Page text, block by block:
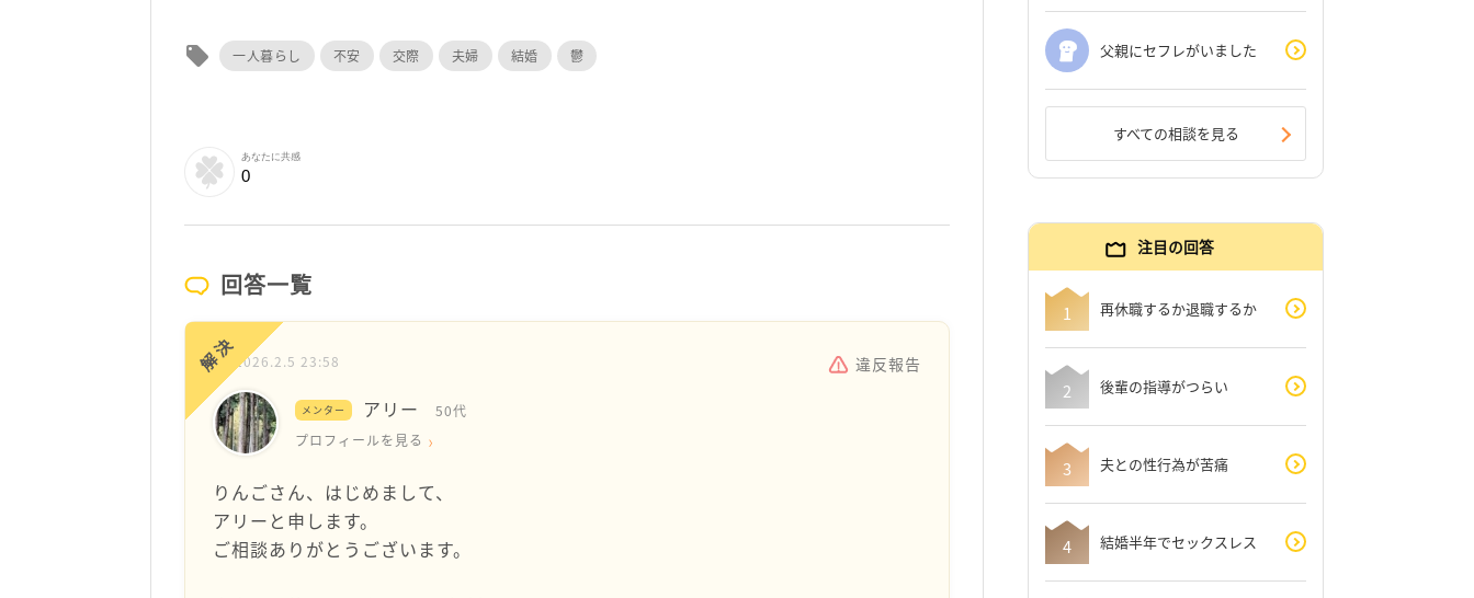
local_offer 一人暮らし 不安 交際 夫婦 結婚 鬱
あなたに共感
0
回答一覧
解決2026.2.5 23:58 違反報告
メンター アリー
50代
プロフィールを見る
りんごさん、はじめまして、
アリーと申します。
ご相談ありがとうございます。
父親にセフレがいました
すべての相談を見る
注目の回答
再休職するか退職するか
後輩の指導がつらい
夫との性行為が苦痛
結婚半年でセックスレス